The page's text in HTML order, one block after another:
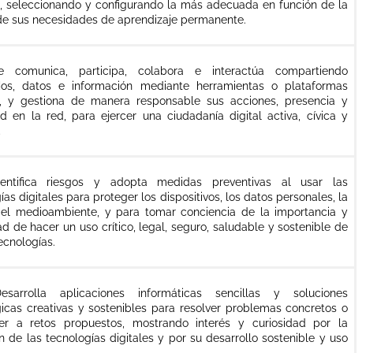
seleccionando y configurando la más adecuada en función de la
sus necesidades de aprendizaje permanente.
comunica, participa, colabora e interactúa compartiendo
datos e información mediante herramientas o plataformas
y gestiona de manera responsable sus acciones, presencia y
en la red, para ejercer una ciudadanía digital activa, cívica y
riesgos y adopta medidas preventivas al usar las
digitales para proteger los dispositivos, los datos personales, la
medioambiente, y para tomar conciencia de la importancia y
de hacer un uso crítico, legal, seguro, saludable y sostenible de
aplicaciones informáticas sencillas y soluciones
creativas y sostenibles para resolver problemas concretos o
a retos propuestos, mostrando interés y curiosidad por la
de las tecnologías digitales y por su desarrollo sostenible y uso